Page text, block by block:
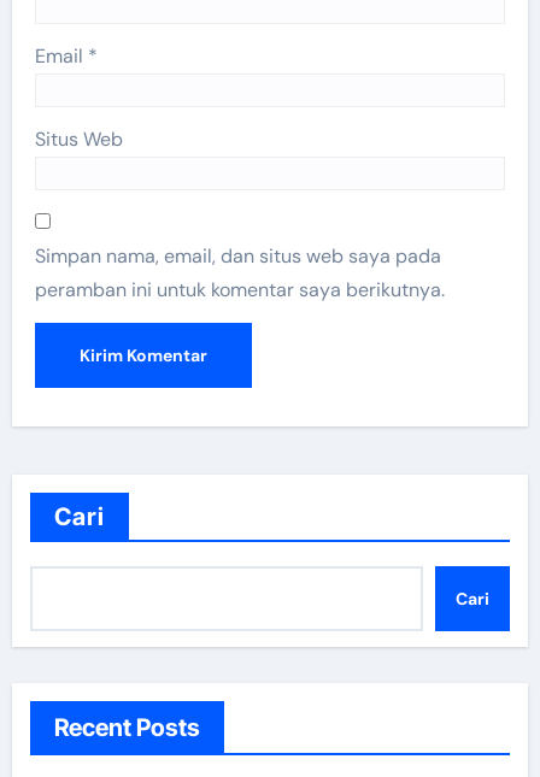
Email *
Situs Web
Simpan nama, email, dan situs web saya pada
peramban ini untuk komentar saya berikutnya.
Cari
Cari
Recent Posts